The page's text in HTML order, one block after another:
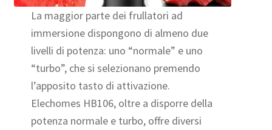
La maggior parte dei frullatori ad
immersione dispongono di almeno due
livelli di potenza: uno “normale” e uno
“turbo”, che si selezionano premendo
l’apposito tasto di attivazione.
Elechomes HB106, oltre a disporre della
potenza normale e turbo, offre diversi